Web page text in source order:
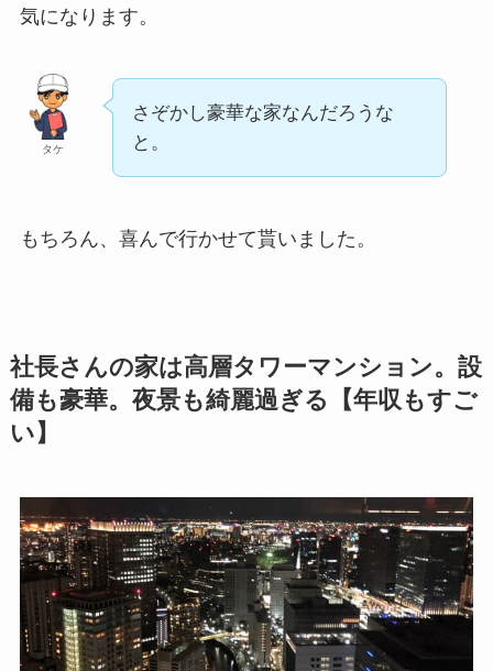
気になります。
タケ
さぞかし豪華な家なんだろうな
と。
もちろん、喜んで行かせて貰いました。
社長さんの家は高層タワーマンション。設
備も豪華。夜景も綺麗過ぎる【年収もすご
い】